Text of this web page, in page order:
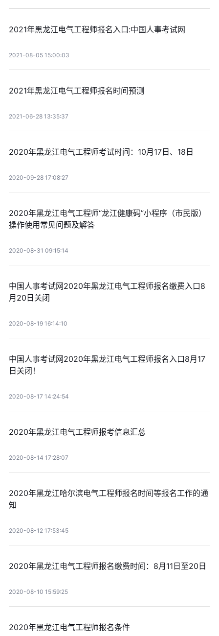
2021年黑龙江电气工程师报名入口:中国人事考试网
2021-08-05 15:00:03
2021年黑龙江电气工程师报名时间预测
2021-06-28 13:35:37
2020年黑龙江电气工程师考试时间：10月17日、18日
2020-09-28 17:08:27
2020年黑龙江电气工程师“龙江健康码”小程序（市民版）
操作使用常见问题及解答
2020-08-31 09:15:14
中国人事考试网2020年黑龙江电气工程师报名缴费入口8
月20日关闭
2020-08-19 16:14:10
中国人事考试网2020年黑龙江电气工程师报名入口8月17
日关闭！
2020-08-17 14:24:54
2020年黑龙江电气工程师报考信息汇总
2020-08-14 17:28:07
2020年黑龙江哈尔滨电气工程师报名时间等报名工作的通
知
2020-08-12 17:53:45
2020年黑龙江电气工程师报名缴费时间：8月11日至20日
2020-08-10 15:59:25
2020年黑龙江电气工程师报名条件